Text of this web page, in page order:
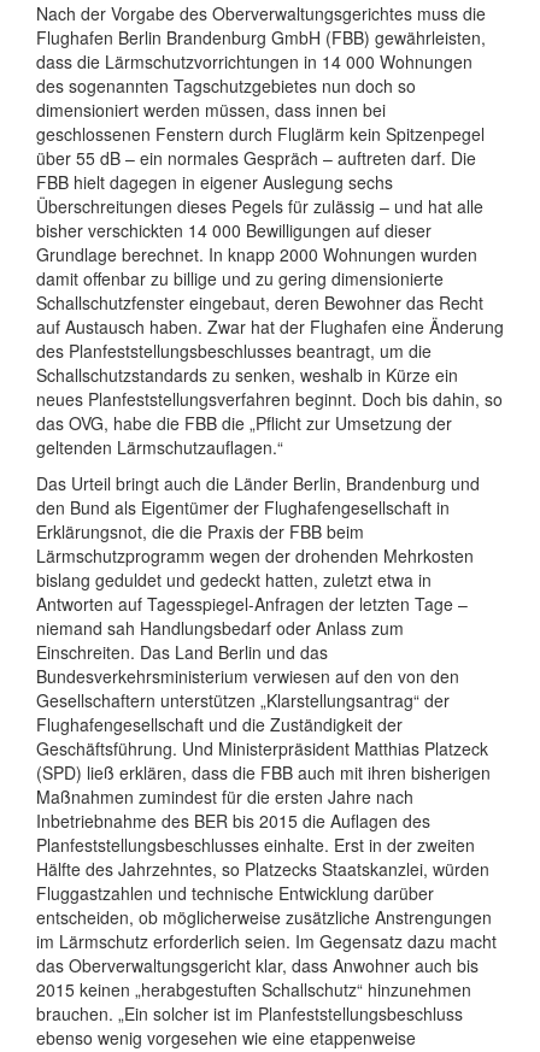
Nach der Vorgabe des Oberverwaltungsgerichtes muss die
Flughafen Berlin Brandenburg GmbH (FBB) gewährleisten,
dass die Lärmschutzvorrichtungen in 14 000 Wohnungen
des sogenannten Tagschutzgebietes nun doch so
dimensioniert werden müssen, dass innen bei
geschlossenen Fenstern durch Fluglärm kein Spitzenpegel
über 55 dB – ein normales Gespräch – auftreten darf. Die
FBB hielt dagegen in eigener Auslegung sechs
Überschreitungen dieses Pegels für zulässig – und hat alle
bisher verschickten 14 000 Bewilligungen auf dieser
Grundlage berechnet. In knapp 2000 Wohnungen wurden
damit offenbar zu billige und zu gering dimensionierte
Schallschutzfenster eingebaut, deren Bewohner das Recht
auf Austausch haben. Zwar hat der Flughafen eine Änderung
des Planfeststellungsbeschlusses beantragt, um die
Schallschutzstandards zu senken, weshalb in Kürze ein
neues Planfeststellungsverfahren beginnt. Doch bis dahin, so
das OVG, habe die FBB die „Pflicht zur Umsetzung der
geltenden Lärmschutzauflagen.“
Das Urteil bringt auch die Länder Berlin, Brandenburg und
den Bund als Eigentümer der Flughafengesellschaft in
Erklärungsnot, die die Praxis der FBB beim
Lärmschutzprogramm wegen der drohenden Mehrkosten
bislang geduldet und gedeckt hatten, zuletzt etwa in
Antworten auf Tagesspiegel-Anfragen der letzten Tage –
niemand sah Handlungsbedarf oder Anlass zum
Einschreiten. Das Land Berlin und das
Bundesverkehrsministerium verwiesen auf den von den
Gesellschaftern unterstützen „Klarstellungsantrag“ der
Flughafengesellschaft und die Zuständigkeit der
Geschäftsführung. Und Ministerpräsident Matthias Platzeck
(SPD) ließ erklären, dass die FBB auch mit ihren bisherigen
Maßnahmen zumindest für die ersten Jahre nach
Inbetriebnahme des BER bis 2015 die Auflagen des
Planfeststellungsbeschlusses einhalte. Erst in der zweiten
Hälfte des Jahrzehntes, so Platzecks Staatskanzlei, würden
Fluggastzahlen und technische Entwicklung darüber
entscheiden, ob möglicherweise zusätzliche Anstrengungen
im Lärmschutz erforderlich seien. Im Gegensatz dazu macht
das Oberverwaltungsgericht klar, dass Anwohner auch bis
2015 keinen „herabgestuften Schallschutz“ hinzunehmen
brauchen. „Ein solcher ist im Planfeststellungsbeschluss
ebenso wenig vorgesehen wie eine etappenweise